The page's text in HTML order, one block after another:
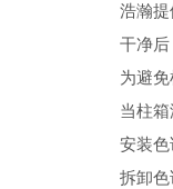
浩瀚
干净后
为避
当柱
安装色
拆卸